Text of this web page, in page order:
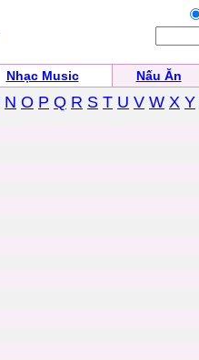
Nhạc Music Nấu Ăn
N O P Q R S T U V W X Y